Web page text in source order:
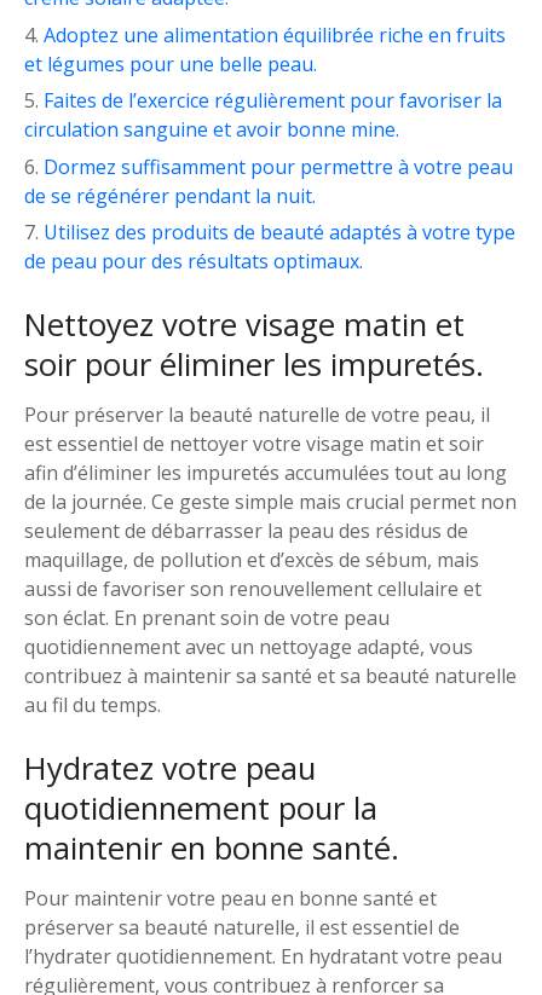
Adoptez une alimentation équilibrée riche en fruits
et légumes pour une belle peau.
Faites de l’exercice régulièrement pour favoriser la
circulation sanguine et avoir bonne mine.
Dormez suffisamment pour permettre à votre peau
de se régénérer pendant la nuit.
Utilisez des produits de beauté adaptés à votre type
de peau pour des résultats optimaux.
Nettoyez votre visage matin et
soir pour éliminer les impuretés.
Pour préserver la beauté naturelle de votre peau, il
est essentiel de nettoyer votre visage matin et soir
afin d’éliminer les impuretés accumulées tout au long
de la journée. Ce geste simple mais crucial permet non
seulement de débarrasser la peau des résidus de
maquillage, de pollution et d’excès de sébum, mais
aussi de favoriser son renouvellement cellulaire et
son éclat. En prenant soin de votre peau
quotidiennement avec un nettoyage adapté, vous
contribuez à maintenir sa santé et sa beauté naturelle
au fil du temps.
Hydratez votre peau
quotidiennement pour la
maintenir en bonne santé.
Pour maintenir votre peau en bonne santé et
préserver sa beauté naturelle, il est essentiel de
l’hydrater quotidiennement. En hydratant votre peau
régulièrement, vous contribuez à renforcer sa